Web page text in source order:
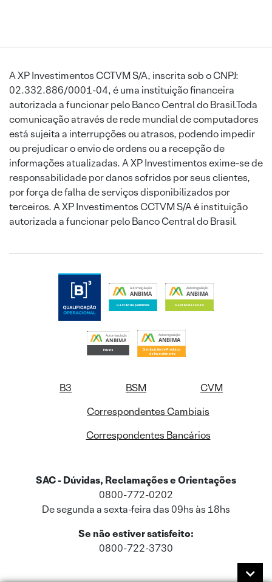
A XP Investimentos CCTVM S/A, inscrita sob o CNPJ:
02.332.886/0001-04, é uma instituição financeira
autorizada a funcionar pelo Banco Central do Brasil.Toda
comunicação através de rede mundial de computadores
está sujeita a interrupções ou atrasos, podendo impedir
ou prejudicar o envio de ordens ou a recepção de
informações atualizadas. A XP Investimentos exime-se de
responsabilidade por danos sofridos por seus clientes,
por força de falha de serviços disponibilizados por
terceiros. A XP Investimentos CCTVM S/A é instituição
autorizada a funcionar pelo Banco Central do Brasil.
B3 BSM
CVM
Correspondentes Cambiais
Correspondentes Bancários
SAC - Dúvidas, Reclamações e Orientações
0800-772-0202
De segunda a sexta-feira das 09hs às 18hs
Se não estiver satisfeito:
0800-722-3730